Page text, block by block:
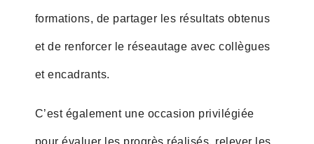
formations, de partager les résultats obtenus
et de renforcer le réseautage avec collègues
et encadrants.
C’est également une occasion privilégiée
pour évaluer les progrès réalisés, relever les